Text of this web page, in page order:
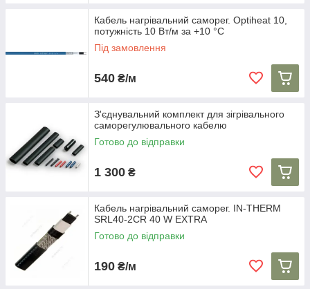
Кабель нагрівальний саморег. Optiheat 10,
потужність 10 Вт/м за +10 °C
Під замовлення
540 ₴/м
З'єднувальний комплект для зігрівального
саморегулювального кабелю
Готово до відправки
1 300 ₴
Кабель нагрівальний саморег. IN-THERM
SRL40-2CR 40 W EXTRA
Готово до відправки
190 ₴/м